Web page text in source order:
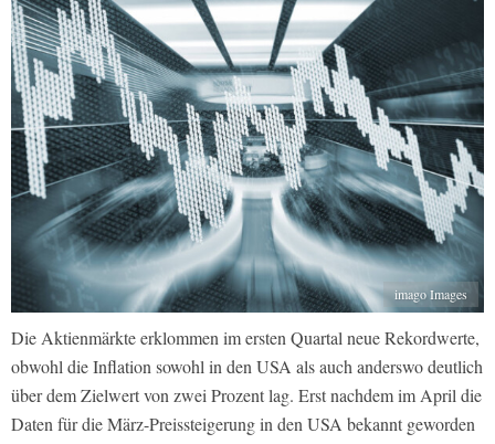
imago Images
Die Aktienmärkte erklommen im ersten Quartal neue Rekordwerte,
obwohl die Inflation sowohl in den USA als auch anderswo deutlich
über dem Zielwert von zwei Prozent lag. Erst nachdem im April die
Daten für die März-Preissteigerung in den USA bekannt geworden